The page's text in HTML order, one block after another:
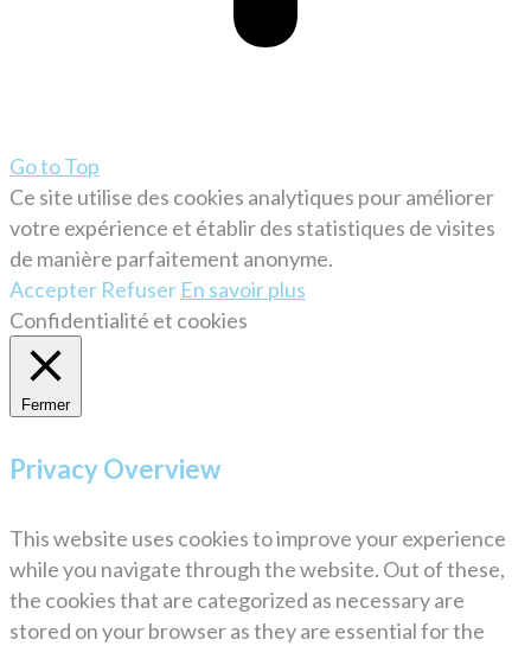
Go to Top
Ce site utilise des cookies analytiques pour améliorer
votre expérience et établir des statistiques de visites
de manière parfaitement anonyme.
Accepter Refuser En savoir plus
Confidentialité et cookies
Fermer
Privacy Overview
This website uses cookies to improve your experience
while you navigate through the website. Out of these,
the cookies that are categorized as necessary are
stored on your browser as they are essential for the